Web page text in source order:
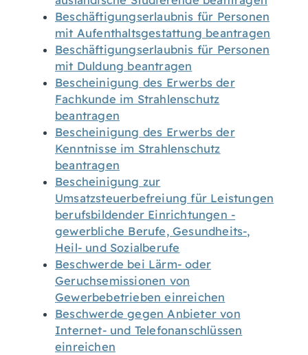
Beschäftigungserlaubnis für Personen
mit Aufenthaltsgestattung beantragen
Beschäftigungserlaubnis für Personen
mit Duldung beantragen
Bescheinigung des Erwerbs der
Fachkunde im Strahlenschutz
beantragen
Bescheinigung des Erwerbs der
Kenntnisse im Strahlenschutz
beantragen
Bescheinigung zur
Umsatzsteuerbefreiung für Leistungen
berufsbildender Einrichtungen -
gewerbliche Berufe, Gesundheits-,
Heil- und Sozialberufe
Beschwerde bei Lärm- oder
Geruchsemissionen von
Gewerbebetrieben einreichen
Beschwerde gegen Anbieter von
Internet- und Telefonanschlüssen
einreichen